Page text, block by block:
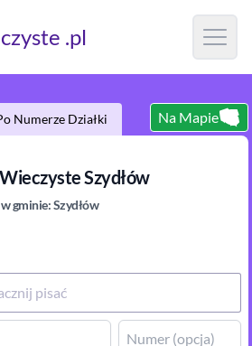
.pl Open
Numerze Działki Na Mapie
Szydłów
w gminie:Szydłów
pisać